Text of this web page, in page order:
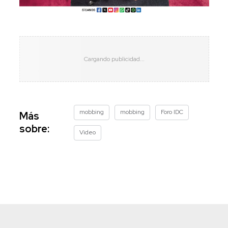
Más
sobre:
mobbing mobbing Foro IDC
Video